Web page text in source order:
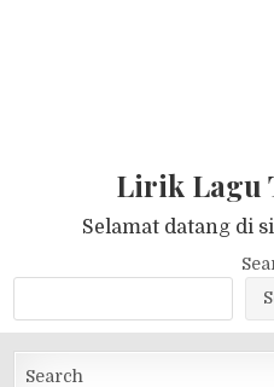
Lirik Lagu
Selamat datang di
Search